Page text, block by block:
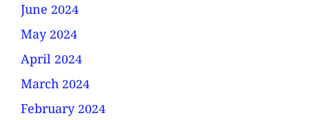
June 2024
May 2024
April 2024
March 2024
February 2024